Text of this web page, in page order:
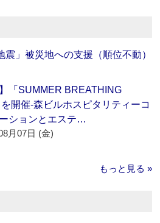
」被災地への支援（順位不動）
】「SUMMER BREATHING
開催‐森ビルホスピタリティーコ
ションとエステ…
月07日 (金)
もっと見る »